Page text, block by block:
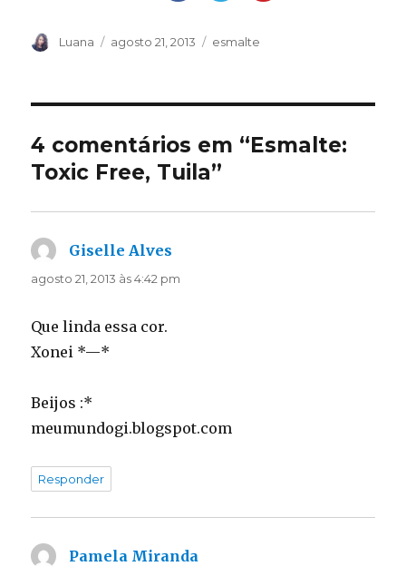
Autor
Luana
Publicado
agosto 21, 2013 Categorias
esmalte
4 comentários em “Esmalte:
Toxic Free, Tuila”
Giselle Alves
agosto 21, 2013 às 4:42 pm
Que linda essa cor.
Xonei *—*
Beijos :*
meumundogi.blogspot.com
Responder
Pamela Miranda